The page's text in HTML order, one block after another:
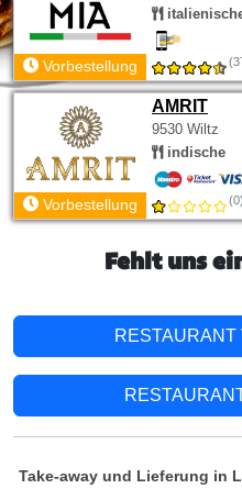
Vorbestellung
AMRIT
9530 Wiltz
indische
Vorbestellung (0)
Fehlt uns
RESTAURANT
Take-away und Lieferung in